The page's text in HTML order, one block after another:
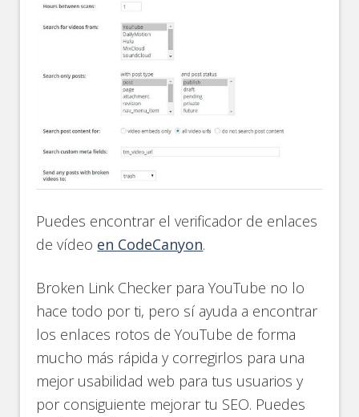
Puedes encontrar el verificador de enlaces
de vídeo en CodeCanyon.
Broken Link Checker para YouTube no lo
hace todo por ti, pero sí ayuda a encontrar
los enlaces rotos de YouTube de forma
mucho más rápida y corregirlos para una
mejor usabilidad web para tus usuarios y
por consiguiente mejorar tu SEO. Puedes